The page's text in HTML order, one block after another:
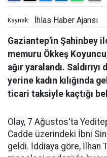
Kaynak: İhlas Haber Ajansı
Gaziantep'in Şahinbey
memuru Ökkeş
ağır yaralandı.
yerine kadın kılığında
ticari taksiyle kaçtığı
Olay, 7 Ağustos'ta
Cadde üzerindeki İbni
geldi. İddiaya göre, İlhan